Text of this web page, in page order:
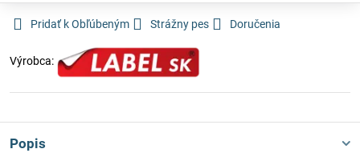
Pridať k Obľúbeným Strážny pes Doručenia
Výrobca:
Popis